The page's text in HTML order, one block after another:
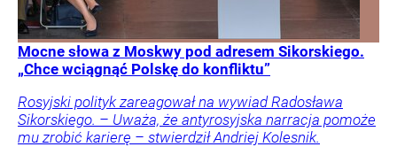
Mocne słowa z Moskwy pod adresem Sikorskiego.
„Chce wciągnąć Polskę do konfliktu”
Rosyjski polityk zareagował na wywiad Radosława
Sikorskiego. – Uważa, że antyrosyjska narracja pomoże
mu zrobić karierę – stwierdził Andriej Kolesnik.